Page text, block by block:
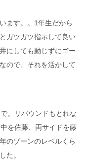
ます。。1年生だから
ガツガツ指示して良い
にしても動じずにゴー
ので、それを活かして
。リバウンドもとれな
を佐藤、両サイドを藤
のゾーンのレベルくら
た。